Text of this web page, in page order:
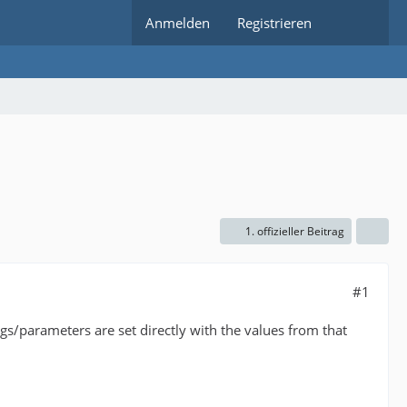
Anmelden Registrieren
1. offizieller Beitrag
#1
parameters are set directly with the values from that